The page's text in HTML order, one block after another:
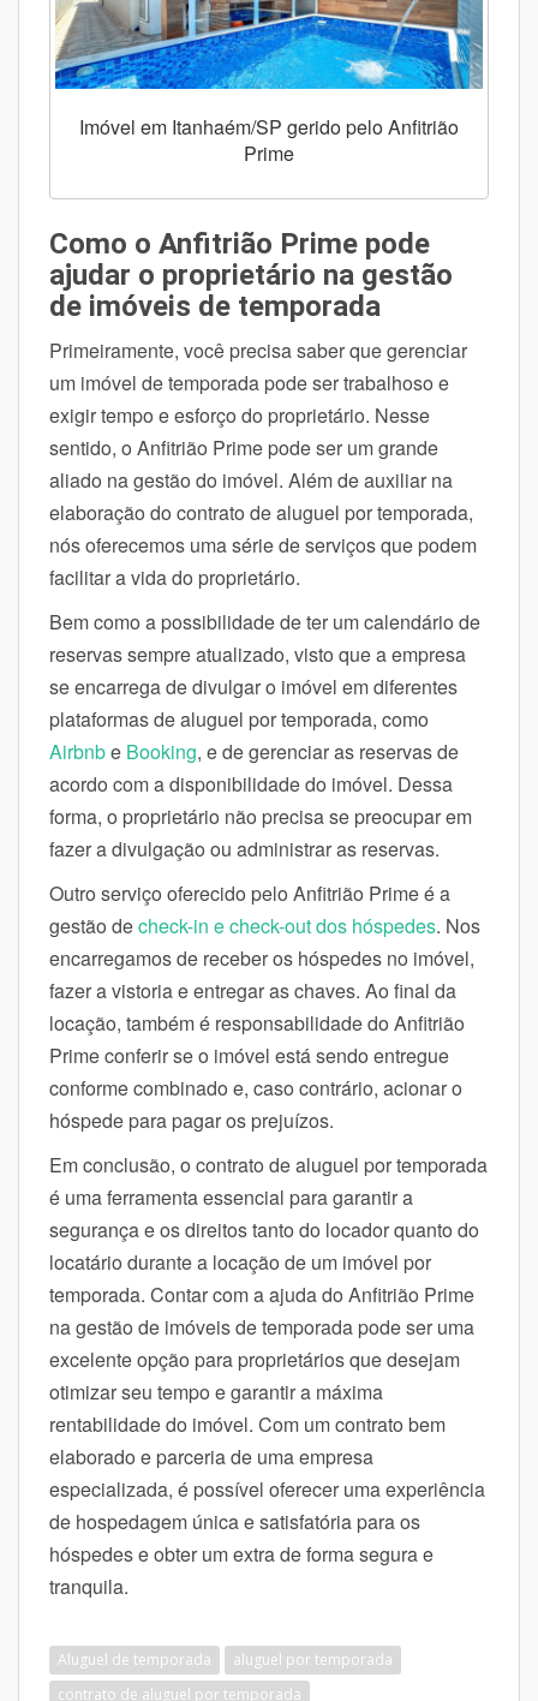
Imóvel em Itanhaém/SP gerido pelo Anfitrião
Prime
Como o Anfitrião Prime pode
ajudar o proprietário na gestão
de imóveis de temporada
Primeiramente, você precisa saber que gerenciar
um imóvel de temporada pode ser trabalhoso e
exigir tempo e esforço do proprietário. Nesse
sentido, o Anfitrião Prime pode ser um grande
aliado na gestão do imóvel. Além de auxiliar na
elaboração do contrato de aluguel por temporada,
nós oferecemos uma série de serviços que podem
facilitar a vida do proprietário.
Bem como a possibilidade de ter um calendário de
reservas sempre atualizado, visto que a empresa
se encarrega de divulgar o imóvel em diferentes
plataformas de aluguel por temporada, como
Airbnbe Booking, e de gerenciar as reservas de
acordo com a disponibilidade do imóvel. Dessa
forma, o proprietário não precisa se preocupar em
fazer a divulgação ou administrar as reservas.
Outro serviço oferecido pelo Anfitrião Prime é a
gestão decheck-in e check-out dos hóspedes. Nos
encarregamos de receber os hóspedes no imóvel,
fazer a vistoria e entregar as chaves. Ao final da
locação, também é responsabilidade do Anfitrião
Prime conferir se o imóvel está sendo entregue
conforme combinado e, caso contrário, acionar o
hóspede para pagar os prejuízos.
Em conclusão, o contrato de aluguel por temporada
é uma ferramenta essencial para garantir a
segurança e os direitos tanto do locador quanto do
locatário durante a locação de um imóvel por
temporada. Contar com a ajuda do Anfitrião Prime
na gestão de imóveis de temporada pode ser uma
excelente opção para proprietários que desejam
otimizar seu tempo e garantir a máxima
rentabilidade do imóvel. Com um contrato bem
elaborado e parceria de uma empresa
especializada, é possível oferecer uma experiência
de hospedagem única e satisfatória para os
hóspedes e obter um extra de forma segura e
tranquila.
Aluguel de temporada
aluguel por temporada
contrato de aluguel por temporada